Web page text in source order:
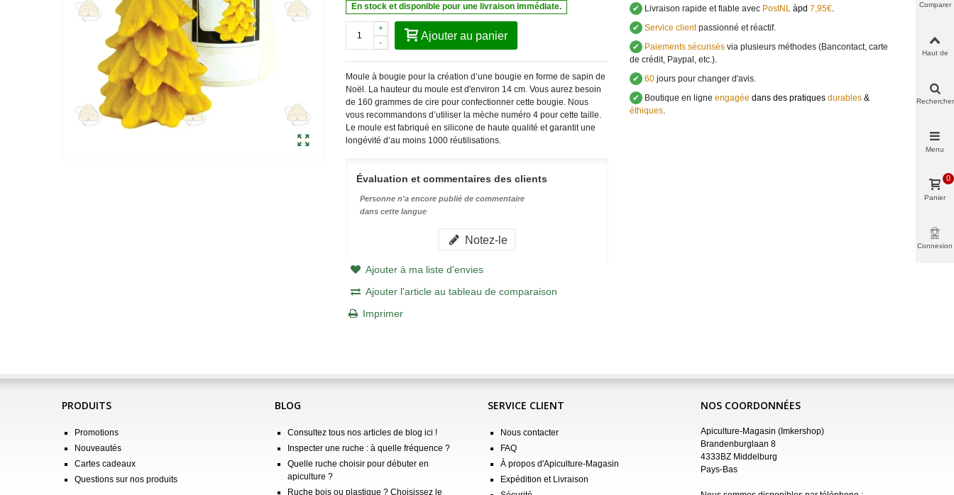
En stock et disponible pour une livraison immédiate.
-
+
Ajouter au panier
Moule à bougie pour la création d’une bougie en forme de sapin de
Noël. La hauteur du moule est d'environ 14 cm. Vous aurez besoin
de 160 grammes de cire pour confectionner cette bougie. Nous
vous recommandons d’utiliser la mèche numéro 4 pour cette taille.
Le moule est fabriqué en silicone de haute qualité et garantit une
longévité d’au moins 1000 réutilisations.
Évaluation et commentaires des clients
Personne n'a encore publié de commentaire
dans cette langue
Notez-le
Ajouter à ma liste d'envies
Ajouter l'article au tableau de comparaison
Imprimer
✔ Livraison rapide et fiable avecPostNL àpd 7,95€.
✔ Service clientpassionné et réactif.
✔ Paiements sécurisésvia plusieurs méthodes (Bancontact, carte
de crédit, Paypal, etc.).
✔ 60jours pour changer d'avis.
✔ Boutique en ligne engagée dans des pratiques durables&
éthiques.
PRODUITS
Promotions
Nouveautés
Cartes cadeaux
Questions sur nos produits
BLOG
Consultez tous nos articles de blog ici !
Inspecter une ruche : à quelle fréquence ?
Quelle ruche choisir pour débuter en
apiculture ?
Ruche bois ou plastique ? Choisissez le
SERVICE CLIENT
Nous contacter
FAQ
À propos d'Apiculture-Magasin
Expédition et Livraison
NOS COORDONNÉES
Apiculture-Magasin (Imkershop)
Brandenburglaan 8
4333BZ Middelburg
Pays-Bas
Comparer
Haut de
Rechercher
Menu
Panier
0
Connexion